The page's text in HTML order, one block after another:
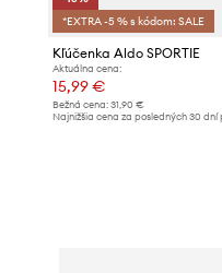
*EXTRA -5 % s kódom: SALE
Kľúčenka Aldo SPORTIE
Aktuálna cena:
15,99 €
Bežná cena: 31,90 €
Najnižšia cena za posledných 30 dní